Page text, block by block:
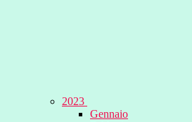
2023
Gennaio